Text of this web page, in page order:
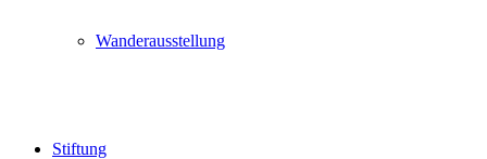
Wanderausstellung
Stiftung